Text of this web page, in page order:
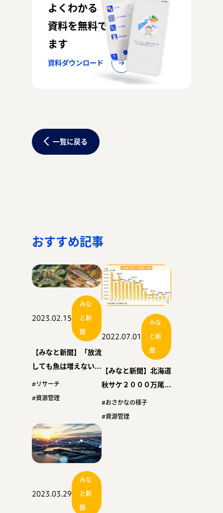
よくわかる
資料を無料でお配りしてい
ます
資料ダウンロード
一覧に戻る
おすすめ記事
2023.02.15
みな
と新
聞
【みなと新聞】「放流
しても魚は増えない」
北大ら解明 河川の魚
類群集に悪影響も
#リサーチ
#資源管理
2022.07.01
みな
と新
聞
【みなと新聞】北海道
秋サケ２０００万尾台
回復予測 道さけま
す・内水面水試 来遊
#おさかなの様子
#資源管理
2023.03.29
みな
と新
聞